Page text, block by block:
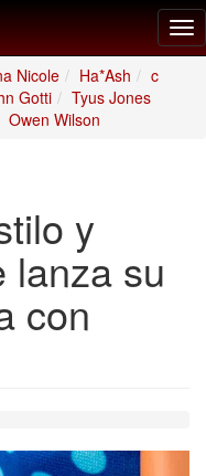
Nicole Ha*Ash
c
Gotti
Tyus Jones
Owen Wilson
y
lanza su
con